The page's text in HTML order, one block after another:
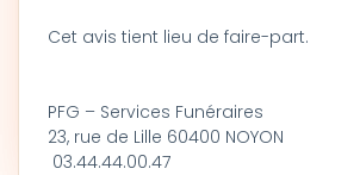
Cet avis tient lieu de faire-part.
PFG – Services Funéraires
23, rue de Lille 60400 NOYON
03.44.44.00.47